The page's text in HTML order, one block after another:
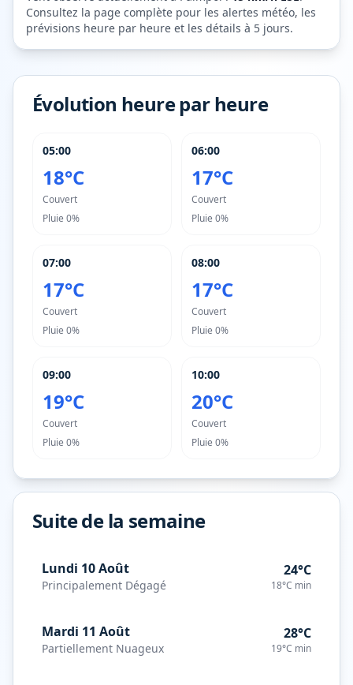
Consultez la page complète pour les alertes météo, les
prévisions heure par heure et les détails à 5 jours.
Évolution heure par heure
05:00
18°C
Couvert
Pluie 0%
06:00
17°C
Couvert
Pluie 0%
07:00
17°C
Couvert
Pluie 0%
08:00
17°C
Couvert
Pluie 0%
09:00
19°C
Couvert
Pluie 0%
10:00
20°C
Couvert
Pluie 0%
Suite de la semaine
Lundi 10 Août
Principalement Dégagé
24°C
18°C min
Mardi 11 Août
Partiellement Nuageux
28°C
19°C min